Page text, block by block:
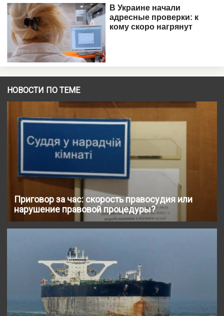
НОВОСТИ ПО ТЕМЕ
Приговор за час: скорость правосудия или
нарушение правовой процедуры?